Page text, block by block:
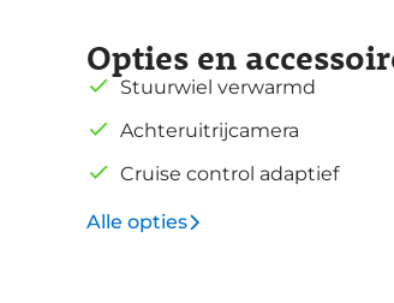
Opties en
Stuurwiel verwarmd
Achteruitrijcamera
Cruise control adaptief
Alle opties